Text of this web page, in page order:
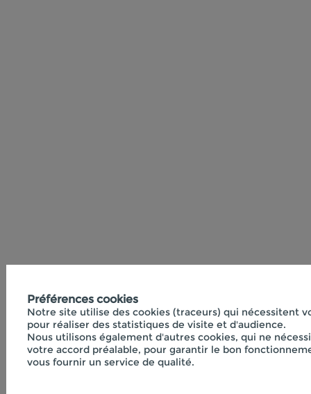
Préférences cookies
Notre site utilise des cookies (traceurs) qui nécessitent
pour réaliser des statistiques de visite et d'audience.
Nous utilisons également d'autres cookies, qui ne
votre accord préalable, pour garantir le bon
vous fournir un service de qualité.